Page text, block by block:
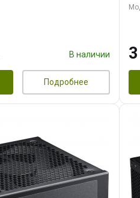
В наличии
Подробнее